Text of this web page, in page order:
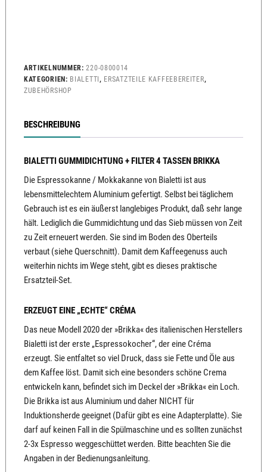
ARTIKELNUMMER:220-0800014
KATEGORIEN: BIALETTI , ERSATZTEILE KAFFEEBEREITER,
ZUBEHÖRSHOP
BESCHREIBUNG
BIALETTI GUMMIDICHTUNG + FILTER 4 TASSEN BRIKKA
Die Espressokanne / Mokkakanne von Bialetti ist aus
lebensmittelechtem Aluminium gefertigt. Selbst bei täglichem
Gebrauch ist es ein äußerst langlebiges Produkt, daß sehr lange
hält. Lediglich die Gummidichtung und das Sieb müssen von Zeit
zu Zeit erneuert werden. Sie sind im Boden des Oberteils
verbaut (siehe Querschnitt). Damit dem Kaffeegenuss auch
weiterhin nichts im Wege steht, gibt es dieses praktische
Ersatzteil-Set.
ERZEUGT EINE „ECHTE“ CRÉMA
Das neue Modell 2020 der »Brikka« des italienischen Herstellers
Bialetti ist der erste „Espressokocher“, der eine Créma
erzeugt. Sie entfaltet so viel Druck, dass sie Fette und Öle aus
dem Kaffee löst. Damit sich eine besonders schöne Crema
entwickeln kann, befindet sich im Deckel der »Brikka« ein Loch.
Die Brikka ist aus Aluminium und daher NICHT für
Induktionsherde geeignet (Dafür gibt es eine Adapterplatte). Sie
darf auf keinen Fall in die Spülmaschine und es sollten zunächst
2-3x Espresso weggeschüttet werden. Bitte beachten Sie die
Angaben in der Bedienungsanleitung.